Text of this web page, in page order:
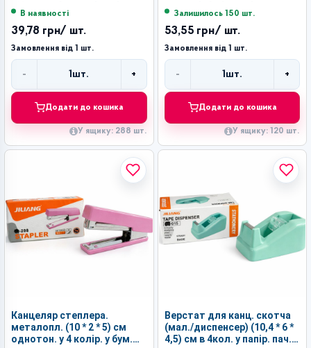
(288)В наявності
39,78 грн/ шт.
Замовлення від 1 шт.
- 1шт. +
Додати до кошика
У ящику: 288 шт.
Залишилось 150 шт.
53,55 грн/ шт.
Замовлення від 1 шт.
- 1шт. +
Додати до кошика
У ящику: 120 шт.
Канцеляр степлера.
металопл. (10 * 2 * 5) см
однотон. у 4 колір. у бум.
Верстат для канц. скотча
(мал./диспенсер) (10,4 * 6 *
4,5) см в 4кол. у папір. пач.